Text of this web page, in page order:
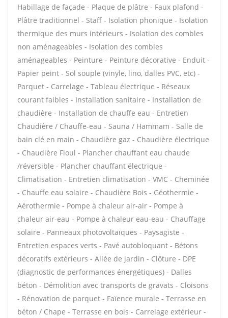
Habillage de façade - Plaque de plâtre - Faux plafond -
Plâtre traditionnel - Staff - Isolation phonique - Isolation
thermique des murs intérieurs - Isolation des combles
non aménageables - Isolation des combles
aménageables - Peinture - Peinture décorative - Enduit -
Papier peint - Sol souple (vinyle, lino, dalles PVC, etc) -
Parquet - Carrelage - Tableau électrique - Réseaux
courant faibles - Installation sanitaire - Installation de
chaudière - Installation de chauffe eau - Entretien
Chaudière / Chauffe-eau - Sauna / Hammam - Salle de
bain clé en main - Chaudière gaz - Chaudière électrique
- Chaudière Fioul - Plancher chauffant eau chaude
/réversible - Plancher chauffant électrique -
Climatisation - Entretien climatisation - VMC - Cheminée
- Chauffe eau solaire - Chaudière Bois - Géothermie -
Aérothermie - Pompe à chaleur air-air - Pompe à
chaleur air-eau - Pompe à chaleur eau-eau - Chauffage
solaire - Panneaux photovoltaïques - Paysagiste -
Entretien espaces verts - Pavé autobloquant - Bétons
décoratifs extérieurs - Allée de jardin - Clôture - DPE
(diagnostic de performances énergétiques) - Dalles
béton - Démolition avec transports de gravats - Cloisons
- Rénovation de parquet - Faïence murale - Terrasse en
béton / Chape - Terrasse en bois - Carrelage extérieur -